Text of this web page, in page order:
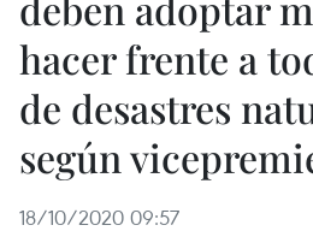
hacer frente a
de desastres
según
18/10/2020 09:57